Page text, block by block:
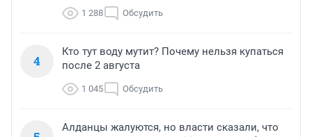
1 288 Обсудить
4
Кто тут воду мутит? Почему нельзя купаться
после 2 августа
1 045 Обсудить
Алданцы жалуются, но власти сказали, что